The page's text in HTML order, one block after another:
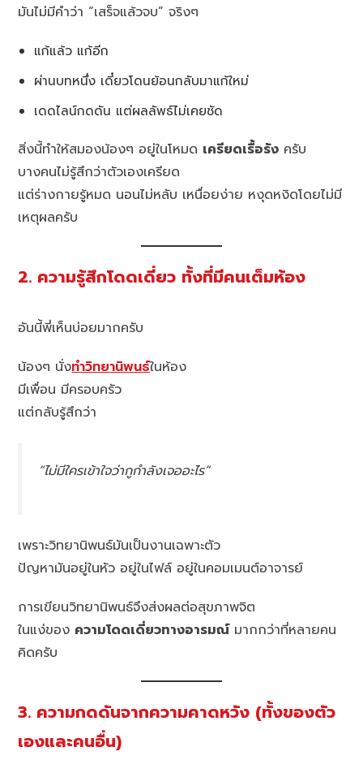
มันไม่มีคำว่า “เสร็จแล้วจบ” จริงๆ
แก้แล้ว แก้อีก
ผ่านบทหนึ่ง เดี๋ยวโดนย้อนกลับมาแก้ใหม่
เดดไลน์กดดัน แต่ผลลัพธ์ไม่เคยชัด
สิ่งนี้ทำให้สมองน้องๆ อยู่ในโหมด เครียดเรื้อรัง ครับ
บางคนไม่รู้สึกว่าตัวเองเครียด
แต่ร่างกายรู้หมด นอนไม่หลับ เหนื่อยง่าย หงุดหงิดโดยไม่มี
เหตุผลครับ
2. ความรู้สึกโดดเดี่ยว ทั้งที่มีคนเต็มห้อง
อันนี้พี่เห็นบ่อยมากครับ
น้องๆ นั่งทำวิทยานิพนธ์ในห้อง
มีเพื่อน มีครอบครัว
แต่กลับรู้สึกว่า
“ไม่มีใครเข้าใจว่ากูกำลังเจออะไร”
เพราะวิทยานิพนธ์มันเป็นงานเฉพาะตัว
ปัญหามันอยู่ในหัว อยู่ในไฟล์ อยู่ในคอมเมนต์อาจารย์
การเขียนวิทยานิพนธ์จึงส่งผลต่อสุขภาพจิต
ในแง่ของ ความโดดเดี่ยวทางอารมณ์มากกว่าที่หลายคน
คิดครับ
3. ความกดดันจากความคาดหวัง (ทั้งของตัว
เองและคนอื่น)